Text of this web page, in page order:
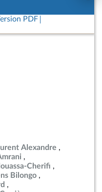
PDF
Alexandre
Cherifi
Bilongo